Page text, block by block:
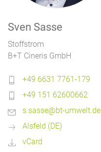
Sven Sasse
Stoffstrom
B+T Cineris GmbH
+49 6631 7761-179
+49 151 62600662
s.sasse@bt-umwelt.de
Alsfeld (DE)
vCard